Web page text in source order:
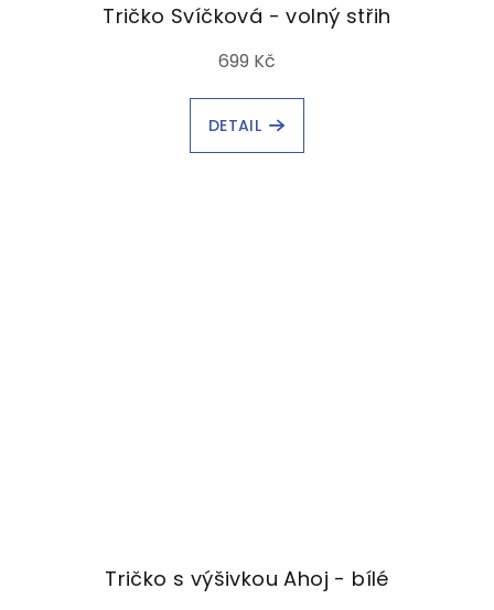
Tričko Svíčková - volný střih
699 Kč
DETAIL
Tričko s výšivkou Ahoj - bílé